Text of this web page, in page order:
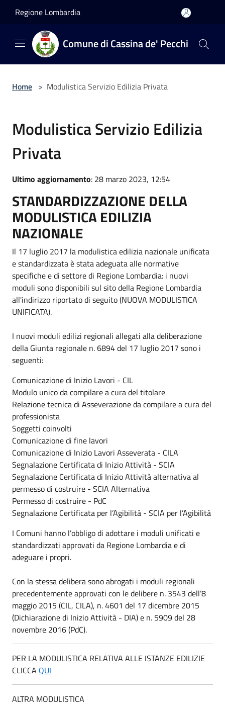
Regione Lombardia
Comune di Cassina de' Pecchi
Home > Modulistica Servizio Edilizia Privata
Modulistica Servizio Edilizia
Privata
Ultimo aggiornamento: 28 marzo 2023, 12:54
STANDARDIZZAZIONE DELLA
MODULISTICA EDILIZIA
NAZIONALE
Il 17 luglio 2017 la modulistica edilizia nazionale unificata
e standardizzata è stata adeguata alle normative
specifiche e di settore di Regione Lombardia: i nuovi
moduli sono disponibili sul sito della Regione Lombardia
all'indirizzo riportato di seguito (NUOVA MODULISTICA
UNIFICATA).
I nuovi moduli edilizi regionali allegati alla deliberazione
della Giunta regionale n. 6894 del 17 luglio 2017 sono i
seguenti:
Comunicazione di Inizio Lavori - CIL
Modulo unico da compilare a cura del titolare
Relazione tecnica di Asseverazione da compilare a cura del
professionista
Soggetti coinvolti
Comunicazione di fine lavori
Comunicazione di Inizio Lavori Asseverata - CILA
Segnalazione Certificata di Inizio Attività - SCIA
Segnalazione Certificata di Inizio Attività alternativa al
permesso di costruire - SCIA Alternativa
Permesso di costruire - PdC
Segnalazione Certificata per l’Agibilità - SCIA per l’Agibilità
I Comuni hanno l’obbligo di adottare i moduli unificati e
standardizzati approvati da Regione Lombardia e di
adeguare i propri.
Con la stessa delibera sono abrogati i moduli regionali
precedentemente approvati con le delibere n. 3543 dell’8
maggio 2015 (CIL, CILA), n. 4601 del 17 dicembre 2015
(Dichiarazione di Inizio Attività - DIA) e n. 5909 del 28
novembre 2016 (PdC).
PER LA MODULISTICA RELATIVA ALLE ISTANZE EDILIZIE
CLICCA QUI
ALTRA MODULISTICA